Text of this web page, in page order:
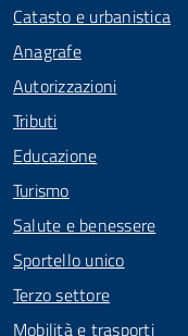
Catasto e urbanistica
Anagrafe
Autorizzazioni
Tributi
Educazione
Turismo
Salute e benessere
Sportello unico
Terzo settore
Mobilità e trasporti